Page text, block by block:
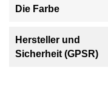
Die Farbe
Hersteller und
Sicherheit (GPSR)